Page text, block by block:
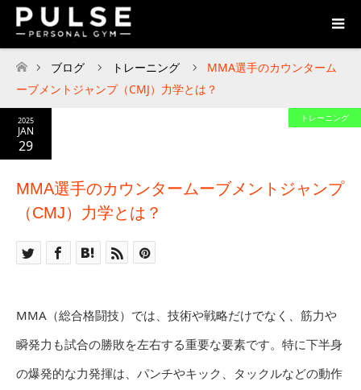
ホーム
ブログ トレーニング
MMA選手のカウンターム
ーブメントジャンプ（CMJ）力学とは？
2025
JAN
29
トレーニング
MMA選手のカウンタームーブメントジャンプ
（CMJ）力学とは？
MMA（総合格闘技）では、技術や戦略だけでなく、筋力や
瞬発力も試合の勝敗を左右する重要な要素です。特に下半身
の爆発的な力発揮は、パンチやキック、タックルなどの動作